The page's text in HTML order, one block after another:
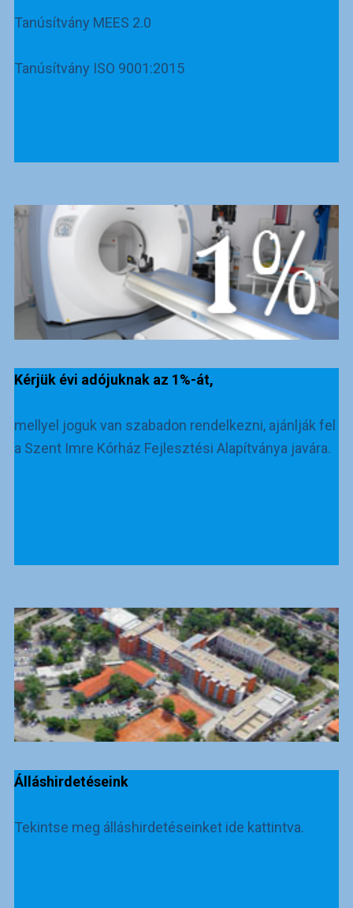
Tanúsítvány MEES 2.0
Tanúsítvány ISO 9001:2015
Kérjük évi adójuknak az 1%-át,
mellyel joguk van szabadon rendelkezni, ajánlják fel
a Szent Imre Kórház Fejlesztési Alapítványa javára.
Álláshirdetéseink
Tekintse meg álláshirdetéseinket ide kattintva.